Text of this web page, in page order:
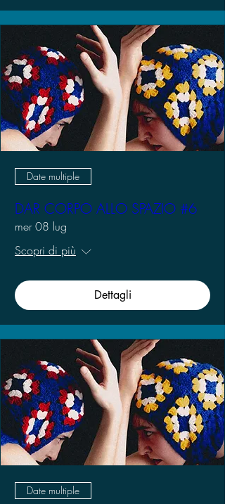
Date multiple
DAR CORPO ALLO SPAZIO #6
mer 08 lug
Scopri di più
Dettagli
Date multiple